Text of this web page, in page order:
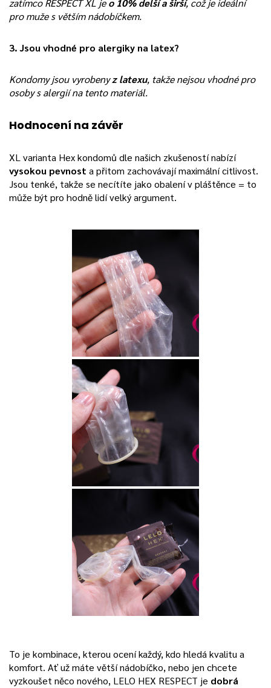
zatímco RESPECT XL jeo 10% delší a širší, což je ideální
pro muže s větším nádobíčkem.
3. Jsou vhodné pro alergiky na latex?
Kondomy jsou vyrobenyz latexu, takže nejsou vhodné pro
osoby s alergií na tento materiál.
Hodnocení na závěr
XL varianta Hex kondomů dle našich zkušeností nabízí
vysokou pevnost a přitom zachovávají maximální citlivost.
Jsou tenké, takže se necítíte jako obalení v pláštěnce = to
může být pro hodně lidí velký argument.
To je kombinace, kterou ocení každý, kdo hledá kvalitu a
komfort. Ať už máte větší nádobíčko, nebo jen chcete
vyzkoušet něco nového, LELO HEX RESPECT je dobrá